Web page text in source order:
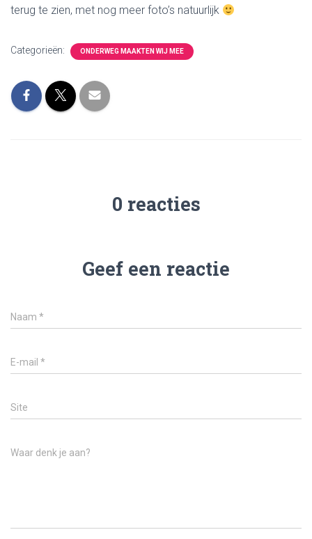
terug te zien, met nog meer foto’s natuurlijk
Categorieën: ONDERWEG MAAKTEN WIJ MEE
0 reacties
Geef een reactie
Naam *
E-mail *
Site
Waar denk je aan?